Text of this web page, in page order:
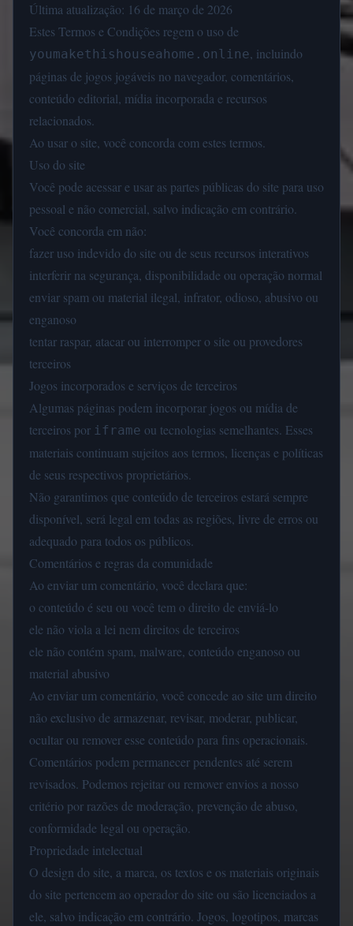
Última atualização: 16 de março de 2026
Estes Termos e Condições regem o uso de
youmakethishouseahome.online, incluindo
páginas de jogos jogáveis no navegador, comentários,
conteúdo editorial, mídia incorporada e recursos
relacionados.
Ao usar o site, você concorda com estes termos.
Uso do site
Você pode acessar e usar as partes públicas do site para uso
pessoal e não comercial, salvo indicação em contrário.
Você concorda em não:
fazer uso indevido do site ou de seus recursos interativos
interferir na segurança, disponibilidade ou operação normal
enviar spam ou material ilegal, infrator, odioso, abusivo ou
enganoso
tentar raspar, atacar ou interromper o site ou provedores
terceiros
Jogos incorporados e serviços de terceiros
Algumas páginas podem incorporar jogos ou mídia de
terceiros por iframe ou tecnologias semelhantes. Esses
materiais continuam sujeitos aos termos, licenças e políticas
de seus respectivos proprietários.
Não garantimos que conteúdo de terceiros estará sempre
disponível, será legal em todas as regiões, livre de erros ou
adequado para todos os públicos.
Comentários e regras da comunidade
Ao enviar um comentário, você declara que:
o conteúdo é seu ou você tem o direito de enviá-lo
ele não viola a lei nem direitos de terceiros
ele não contém spam, malware, conteúdo enganoso ou
material abusivo
Ao enviar um comentário, você concede ao site um direito
não exclusivo de armazenar, revisar, moderar, publicar,
ocultar ou remover esse conteúdo para fins operacionais.
Comentários podem permanecer pendentes até serem
revisados. Podemos rejeitar ou remover envios a nosso
critério por razões de moderação, prevenção de abuso,
conformidade legal ou operação.
Propriedade intelectual
O design do site, a marca, os textos e os materiais originais
do site pertencem ao operador do site ou são licenciados a
ele, salvo indicação em contrário. Jogos, logotipos, marcas